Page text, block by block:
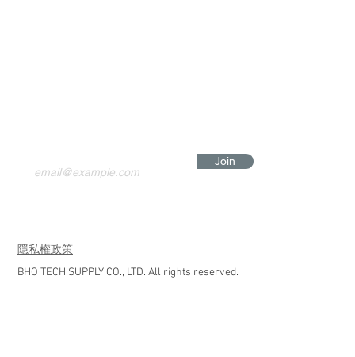
Join
​隱私權政策
BHO TECH SUPPLY CO., LTD. All rights reserved.